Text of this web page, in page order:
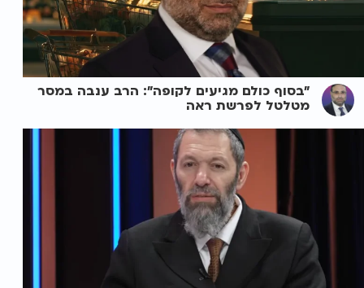
"בסוף כולם מגיעים לקופה": הרב ענבה במסר
מטלטל לפרשת ראה